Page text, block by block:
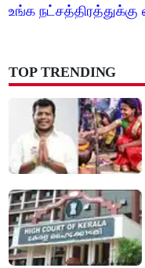
உங்க நட்சத்திரத்துக்கு
TOP TRENDING